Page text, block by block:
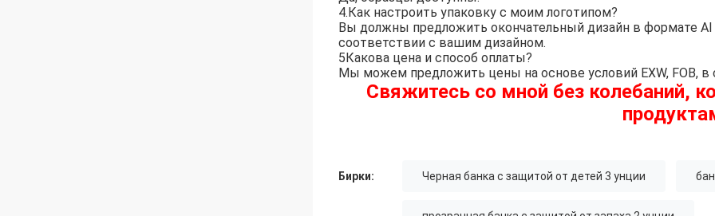
4.Как настроить упаковку с моим логотипом?
Вы должны предложить окончательный дизайн в формате
соответствии с вашим дизайном.
5Какова цена и способ оплаты?
Мы можем предложить цены на основе условий EXW, FOB,
Свяжитесь со мной без колебаний,
Бирки: Черная банка с защитой от детей 3 унции